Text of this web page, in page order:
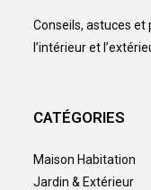
Conseils, astuces
l’intérieur et
CATÉGORIES
Maison Habitation
Jardin & Extérieur